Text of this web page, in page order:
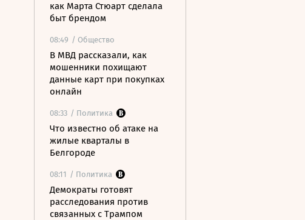
как Марта Стюарт сделала
быт брендом
08:49 / Общество
В МВД рассказали, как
мошенники похищают
данные карт при покупках
онлайн
08:33 / Политика
Что известно об атаке на
жилые кварталы в
Белгороде
08:11 / Политика
Демократы готовят
расследования против
связанных с Трампом